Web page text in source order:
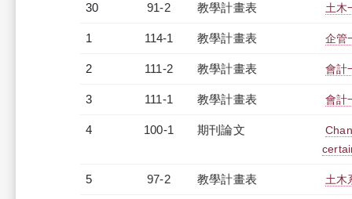
30 91-2 教學計畫表 土木
1 114-1 教學計畫表 企管
2 111-2 教學計畫表 會計
3 111-1 教學計畫表 會計
4 100-1 期刊論文
5 97-2 教學計畫表 土木